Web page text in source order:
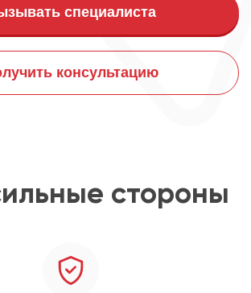
специалиста
консультацию
стороны